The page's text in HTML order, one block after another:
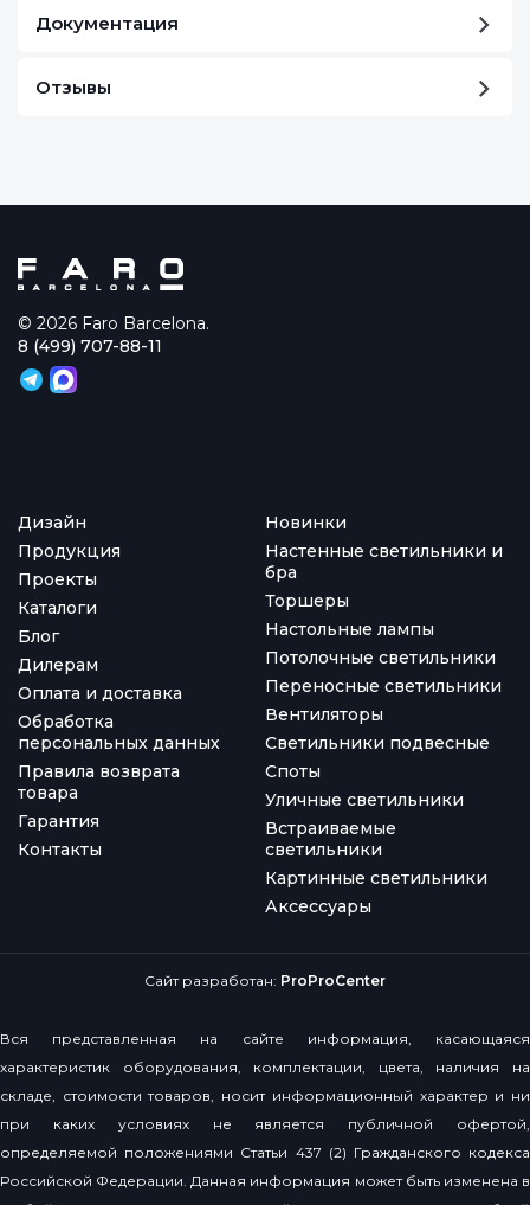
Документация
Отзывы
© 2026 Faro Barcelona.
Дизайн
Продукция
Проекты
Каталоги
Блог
Дилерам
Оплата и доставка
Обработка
персональных данных
Правила возврата
товара
Гарантия
Контакты
Новинки
Настенные светильники и
бра
Торшеры
Настольные лампы
Потолочные светильники
Переносные светильники
Вентиляторы
Светильники подвесные
Споты
Уличные светильники
Встраиваемые
светильники
Картинные светильники
Аксессуары
8 (499) 707-88-11
Сайт разработан: ProProCenter
Вся представленная на сайте информация, касающаяся
характеристик оборудования, комплектации, цвета, наличия на
складе, стоимости товаров, носит информационный характер и ни
при каких условиях не является публичной офертой,
определяемой положениями Статьи 437 (2) Гражданского кодекса
Российской Федерации. Данная информация может быть изменена в